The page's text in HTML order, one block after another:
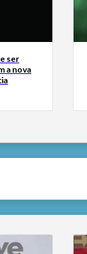
ser
a nova